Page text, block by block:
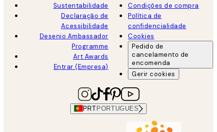
Sustentabilidade
Declaração de
Acessibilidade
Desenio Ambassador
Programme
Art Awards
Entrar (Empresa)
Condições de compra
Política de
confidencialidade
Cookies
Pedido de
cancelamento de
encomenda
Gerir cookies
PRT PORTUGUES